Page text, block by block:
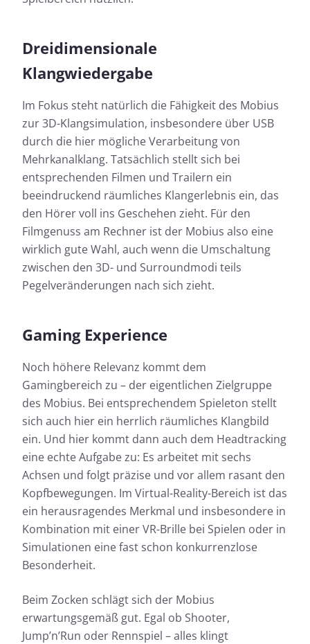
Dreidimensionale
Klangwiedergabe
Im Fokus steht natürlich die Fähigkeit des Mobius
zur 3D-Klangsimulation, insbesondere über USB
durch die hier mögliche Verarbeitung von
Mehrkanalklang. Tatsächlich stellt sich bei
entsprechenden Filmen und Trailern ein
beeindruckend räumliches Klangerlebnis ein, das
den Hörer voll ins Geschehen zieht. Für den
Filmgenuss am Rechner ist der Mobius also eine
wirklich gute Wahl, auch wenn die Umschaltung
zwischen den 3D- und Surroundmodi teils
Pegelveränderungen nach sich zieht.
Gaming Experience
Noch höhere Relevanz kommt dem
Gamingbereich zu – der eigentlichen Zielgruppe
des Mobius. Bei entsprechendem Spieleton stellt
sich auch hier ein herrlich räumliches Klangbild
ein. Und hier kommt dann auch dem Headtracking
eine echte Aufgabe zu: Es arbeitet mit sechs
Achsen und folgt präzise und vor allem rasant den
Kopfbewegungen. Im Virtual-Reality-Bereich ist das
ein herausragendes Merkmal und insbesondere in
Kombination mit einer VR-Brille bei Spielen oder in
Simulationen eine fast schon konkurrenzlose
Besonderheit.
Beim Zocken schlägt sich der Mobius
erwartungsgemäß gut. Egal ob Shooter,
Jump’n’Run oder Rennspiel – alles klingt
Anhand des Frequenzgangs lassen sich die
klanglichen Eigenschaften eines Kopfhörers gut
beschreiben. Die kopfhoerer.de-Messkurve bildet
einer Kurve ab. Für den schnellen Blick bieten wir
mit der einfachen Ansicht zusätzlich noch die
Möglichkeit, die klanglichen Eigenschaften des
Testkandidaten auf einem Blick zu beurteilen.
Nähere Informationen zu den kopfhoerer.de-
Messungen findet ihr hier:
So testen wir